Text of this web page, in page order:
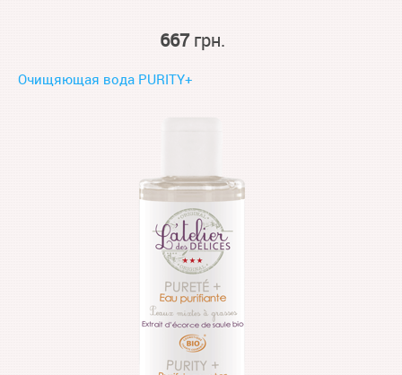
667грн.
Очищяющая вода PURITY+